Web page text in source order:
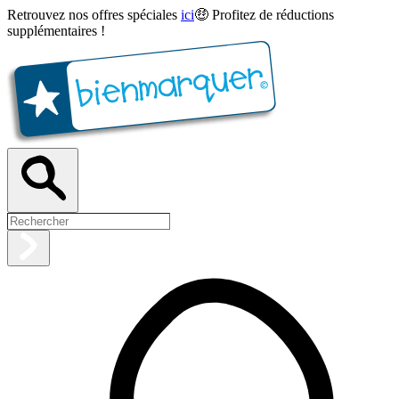
Retrouvez nos offres spéciales ici🤑 Profitez de réductions
supplémentaires !